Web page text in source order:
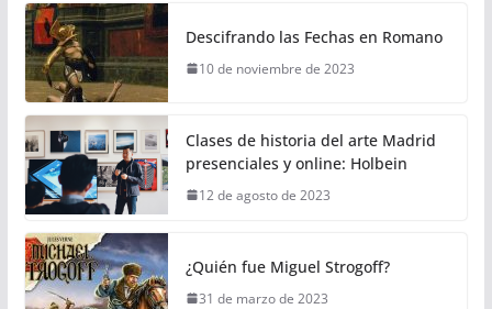
Descifrando las Fechas en Romano
10 de noviembre de 2023
Clases de historia del arte Madrid
presenciales y online: Holbein
12 de agosto de 2023
¿Quién fue Miguel Strogoff?
31 de marzo de 2023